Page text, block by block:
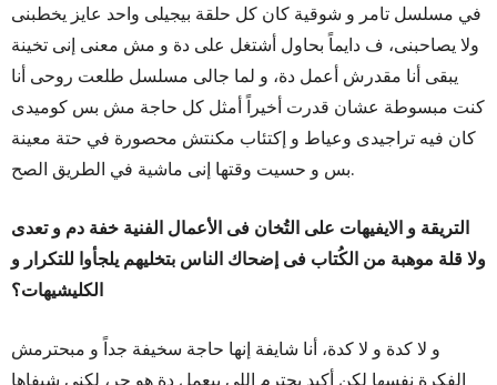
في مسلسل تامر و شوقية كان كل حلقة بيجيلى واحد عايز يخطبنى
ولا يصاحبنى، ف دايماً بحاول أشتغل على دة و مش معنى إنى تخينة
يبقى أنا مقدرش أعمل دة، و لما جالى مسلسل طلعت روحى أنا
كنت مبسوطة عشان قدرت أخيراً أمثل كل حاجة مش بس كوميدى
كان فيه تراجيدى وعياط و إكتئاب مكنتش محصورة في حتة معينة
بس و حسيت وقتها إنى ماشية في الطريق الصح.
التريقة و الايفيهات على التُخان فى الأعمال الفنية خفة دم و تعدى
ولا قلة موهبة من الكُتاب فى إضحاك الناس بتخليهم يلجأوا للتكرار و
الكليشيهات؟
و لا كدة و لا كدة، أنا شايفة إنها حاجة سخيفة جداً و مبحترمش
الفكرة نفسها لكن أكيد بحترم اللى بيعمل دة هو حر، لكنى شيفاها